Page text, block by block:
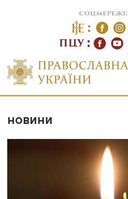
соцмережі:
ПЦУ
НОВИНИ